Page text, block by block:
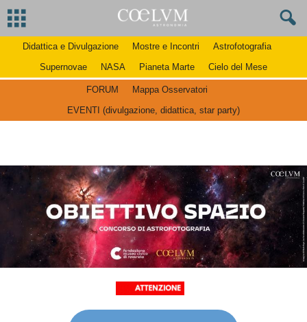
Didattica e Divulgazione Mostre e Incontri
Astrofotografia
Supernovae
NASA Pianeta Marte Cielo del Mese
FORUM
Mappa Osservatori
EVENTI (divulgazione, didattica, star party)